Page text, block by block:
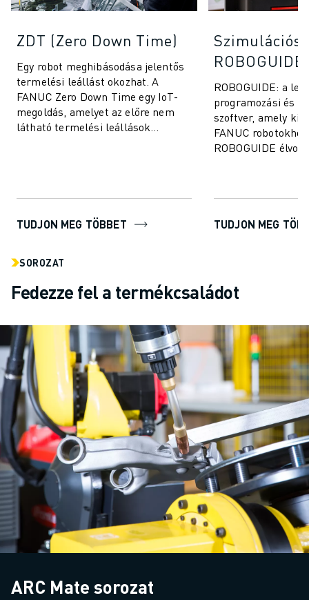
ZDT (Zero Down Time)
Egy robot meghibásodása jelentős
termelési leállást okozhat. A
FANUC Zero Down Time egy IoT-
megoldás, amelyet az előre nem
látható termelési leállások
TUDJON MEG TÖBBET
Szimulációs
ROBOGUIDE
ROBOGUIDE: a
programozási és
szoftver, amely
FANUC
ROBOGUIDE
TUDJON MEG
SOROZAT
Fedezze fel a termékcsaládot
ARC Mate sorozat